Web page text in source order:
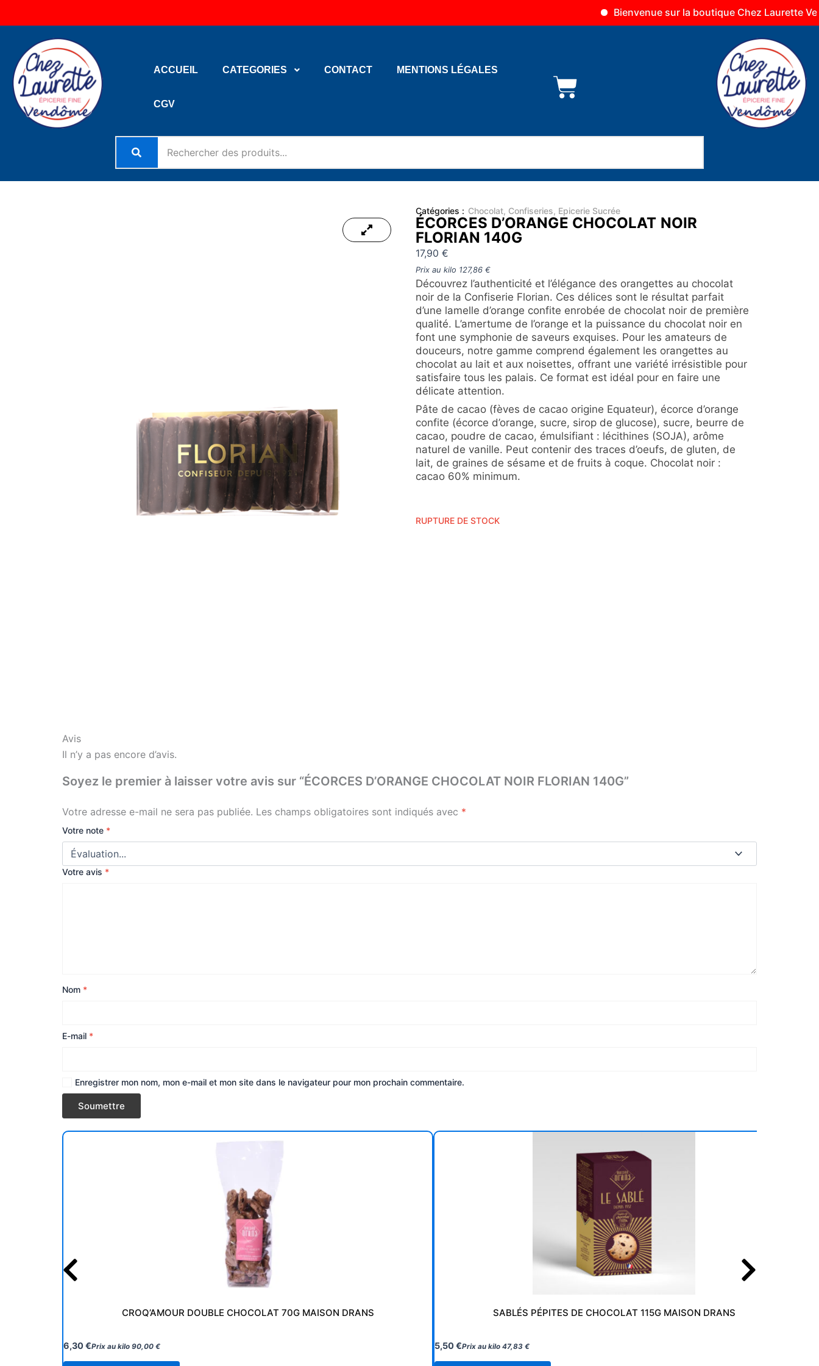
Bienvenue sur la boutique Chez Laurette Vendôme
au
ACCUEIL CATEGORIES CONTACT MENTIONS LÉGALES
CGV
Catégories : Chocolat, Confiseries, Epicerie Sucrée
ÉCORCES D’ORANGE CHOCOLAT NOIR
FLORIAN 140G
17,90 €
Prix au kilo 127,86 €
Découvrez l’authenticité et l’élégance des orangettes au chocolat
noir de la Confiserie Florian. Ces délices sont le résultat parfait
d’une lamelle d’orange confite enrobée de chocolat noir de première
qualité. L’amertume de l’orange et la puissance du chocolat noir en
font une symphonie de saveurs exquises. Pour les amateurs de
douceurs, notre gamme comprend également les orangettes au
chocolat au lait et aux noisettes, offrant une variété irrésistible pour
satisfaire tous les palais. Ce format est idéal pour en faire une
délicate attention.
Pâte de cacao (fèves de cacao origine Equateur), écorce d’orange
confite (écorce d’orange, sucre, sirop de glucose), sucre, beurre de
cacao, poudre de cacao, émulsifiant : lécithines (SOJA), arôme
naturel de vanille. Peut contenir des traces d’oeufs, de gluten, de
lait, de graines de sésame et de fruits à coque. Chocolat noir :
cacao 60% minimum.
RUPTURE DE STOCK
Avis
Il n’y a pas encore d’avis.
Soyez le premier à laisser votre avis sur “ÉCORCES D’ORANGE CHOCOLAT NOIR FLORIAN 140G”
Votre adresse e-mail ne sera pas publiée. Les champs obligatoires sont indiqués avec *
Votre note *
Votre avis *
Nom *
E-mail *
Enregistrer mon nom, mon e-mail et mon site dans le navigateur pour mon prochain commentaire.
CROQ’AMOUR DOUBLE CHOCOLAT 70G MAISON DRANS
6,30€Prix au kilo 90,00 €
SABLÉS PÉPITES DE CHOCOLAT 115G MAISON DRANS
5,50€Prix au kilo 47,83 €